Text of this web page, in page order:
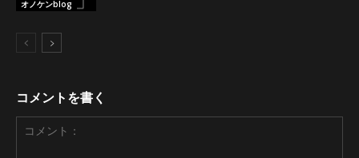
オノケンblog
コメントを書く